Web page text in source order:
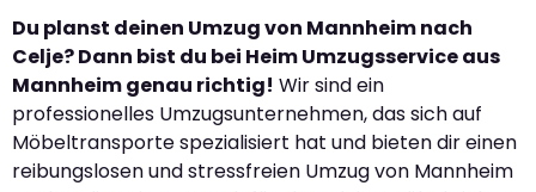
Du planst deinen Umzug von Mannheim nach
Celje? Dann bist du bei Heim Umzugsservice aus
Mannheim genau richtig! Wir sind ein
professionelles Umzugsunternehmen, das sich auf
Möbeltransporte spezialisiert hat und bieten dir einen
reibungslosen und stressfreien Umzug von Mannheim